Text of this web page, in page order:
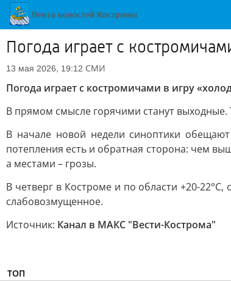
Погода играет с
13 мая 2026, 19:12 СМИ
Погода играет с костромичами в игру
В прямом смысле горячими станут выходные.
В начале новой недели синоптики
потепления есть и обратная сторона: чем
а местами – грозы.
В четверг в Костроме и по области +20-
слабовозмущенное.
Источник: Канал в МАКС "Вести-Кострома"
ТОП